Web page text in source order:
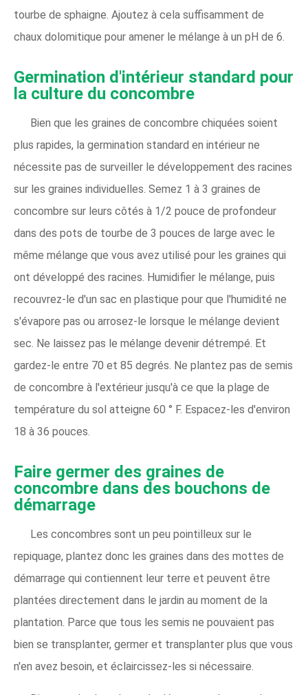
tourbe de sphaigne. Ajoutez à cela suffisamment de
chaux dolomitique pour amener le mélange à un pH de 6.
Germination d'intérieur standard pour
la culture du concombre
Bien que les graines de concombre chiquées soient
plus rapides, la germination standard en intérieur ne
nécessite pas de surveiller le développement des racines
sur les graines individuelles. Semez 1 à 3 graines de
concombre sur leurs côtés à 1/2 pouce de profondeur
dans des pots de tourbe de 3 pouces de large avec le
même mélange que vous avez utilisé pour les graines qui
ont développé des racines. Humidifier le mélange, puis
recouvrez-le d'un sac en plastique pour que l'humidité ne
s'évapore pas ou arrosez-le lorsque le mélange devient
sec. Ne laissez pas le mélange devenir détrempé. Et
gardez-le entre 70 et 85 degrés. Ne plantez pas de semis
de concombre à l'extérieur jusqu'à ce que la plage de
température du sol atteigne 60 ° F. Espacez-les d'environ
18 à 36 pouces.
Faire germer des graines de
concombre dans des bouchons de
démarrage
Les concombres sont un peu pointilleux sur le
repiquage, plantez donc les graines dans des mottes de
démarrage qui contiennent leur terre et peuvent être
plantées directement dans le jardin au moment de la
plantation. Parce que tous les semis ne pouvaient pas
bien se transplanter, germer et transplanter plus que vous
n'en avez besoin, et éclaircissez-les si nécessaire.